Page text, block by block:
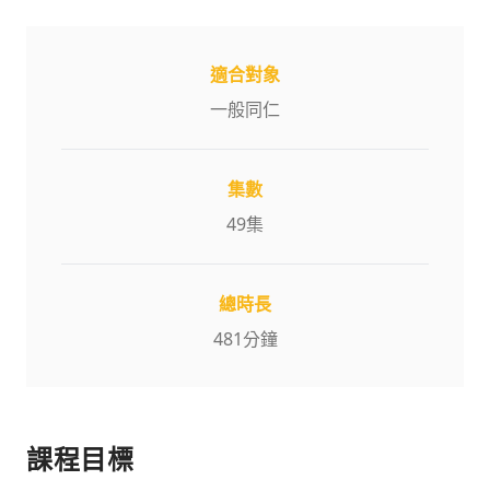
適合對象
一般同仁
集數
49集
總時長
481分鐘
課程目標